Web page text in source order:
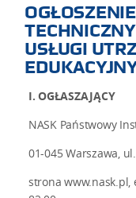
USŁUGI
I. OGŁASZAJĄCY
NASK Państwowy
01-045 Warszawa,
strona www.nask.pl,